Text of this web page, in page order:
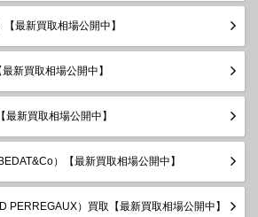
最新買取相場公開中】
新買取相場公開中】
新買取相場公開中】
）【最新買取相場公開中】
PERREGAUX）買取【最新買取相場公開中】